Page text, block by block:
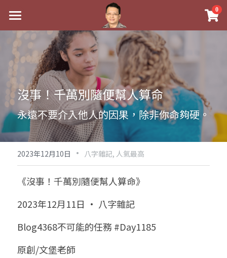
0
最新消息
關於我
實體經營
祖傳命理
手工印鑑
課程介紹
五行八字學
後天派陽宅
Blog
黃金會員專區
八字雜記
心靈成長
人氣最高
站長精選
試閱專區
Podcast聽書
團隊訓練營
八字視頻
陽宅視頻
線上學苑
八字初階班1
八字初階班2
八字進階班
命理商城
八字完整班
《十神高階實戰錄》完整典藏版
我的著作
科學八字推理1
與我預約
沒事！千萬別隨便幫人算命
永遠不要介入他人的因果，除非你命夠硬。
2023年12月10日 · 八字雜記, 人氣最高
《沒事！千萬別隨便幫人算命》
2023年12月11日 · 八字雜記
Blog4368不可能的任務 #Day1185
原創/文堡老師
×
商品分類
八字線上完整班
科學八字推理PDF
《十神高階實戰錄》完整典藏版
1美元超值PDF